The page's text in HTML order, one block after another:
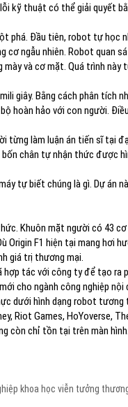
kỹ thuật có thể giải quyết
phá. Đầu tiên, robot tự học
cơ ngẫu nhiên. Robot quan
và cơ mặt. Quá trình này
giây. Bằng cách phân tích
hoàn hảo với con người.
từng làm luận án tiến sĩ tại
chân tự nhận thức được
tự biết chúng là gì. Dự án
Khuôn mặt người có 43
Origin F1 hiện tại mang hơi
giá trị thương mại.
tác với công ty để tạo ra
cho ngành công nghiệp
dưới hình dạng robot tương
Riot Games, HoYoverse,
còn chỉ tồn tại trên màn hình.
khoa học viễn tưởng